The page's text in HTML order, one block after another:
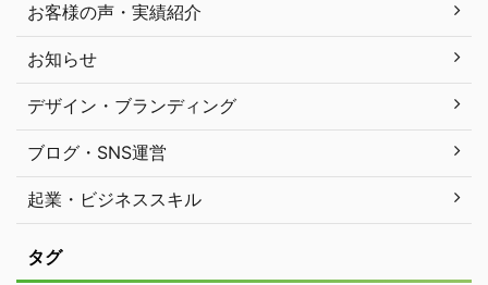
お客様の声・実績紹介
お知らせ
デザイン・ブランディング
ブログ・SNS運営
起業・ビジネススキル
タグ